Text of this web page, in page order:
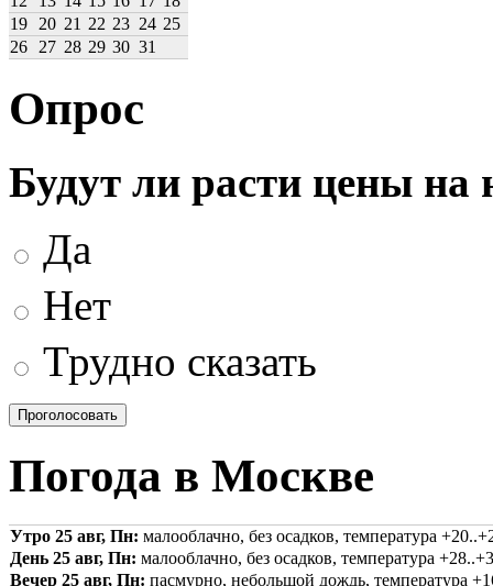
19
20 21 22 23 24 25
26
27 28 29 30 31
Опрос
Будут ли расти цены
Да
Нет
Трудно сказать
Погода в Москве
Утро 25 авг, Пн: малооблачно, без осадков, температура
День 25 авг, Пн: малооблачно, без осадков, температура
Вечер 25 авг, Пн: пасмурно, небольшой дождь, температура